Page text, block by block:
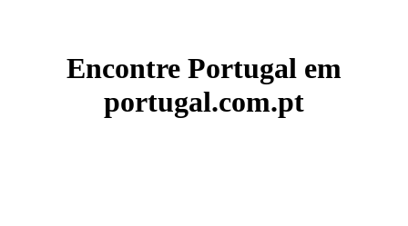
Encontre Portugal em
portugal.com.pt